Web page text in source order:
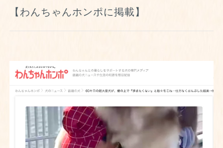
【わんちゃんホンポに掲載】